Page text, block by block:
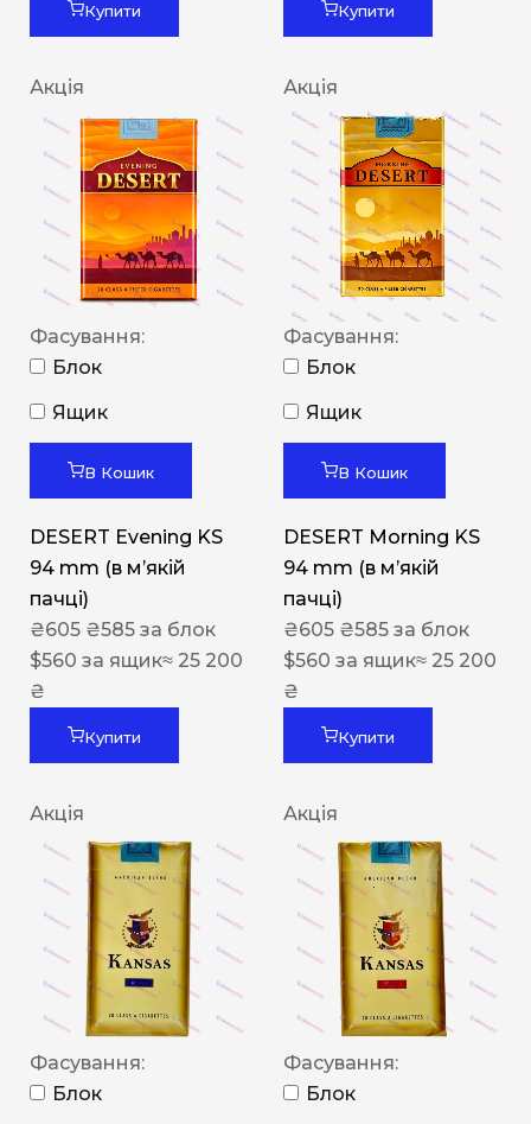
Купити Купити
Акція
Фасування:
Блок
Ящик
В Кошик
DESERT Evening KS
94 mm (в мʼякій
пачці)
₴605 ₴585 за блок
$560 за ящик≈ 25 200
₴
Купити
Акція
Фасування:
Блок
Ящик
В Кошик
DESERT Morning KS
94 mm (в мʼякій
пачці)
₴605 ₴585 за блок
$560 за ящик≈ 25 200
₴
Купити
Акція
Фасування:
Блок
Акція
Фасування:
Блок